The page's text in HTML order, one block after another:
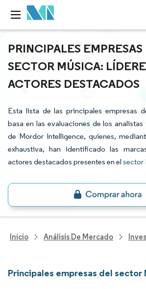
PRINCIPALES EMPRESAS
SECTOR MÚSICA:
ACTORES DESTACADOS
Esta lista de las principales empresas
basa en las evaluaciones de los
de Mordor Intelligence, quienes,
exhaustiva, han identificado las
actores destacados presentes en el sector
Inicio Análisis De Mercado
Principales empresas del sector